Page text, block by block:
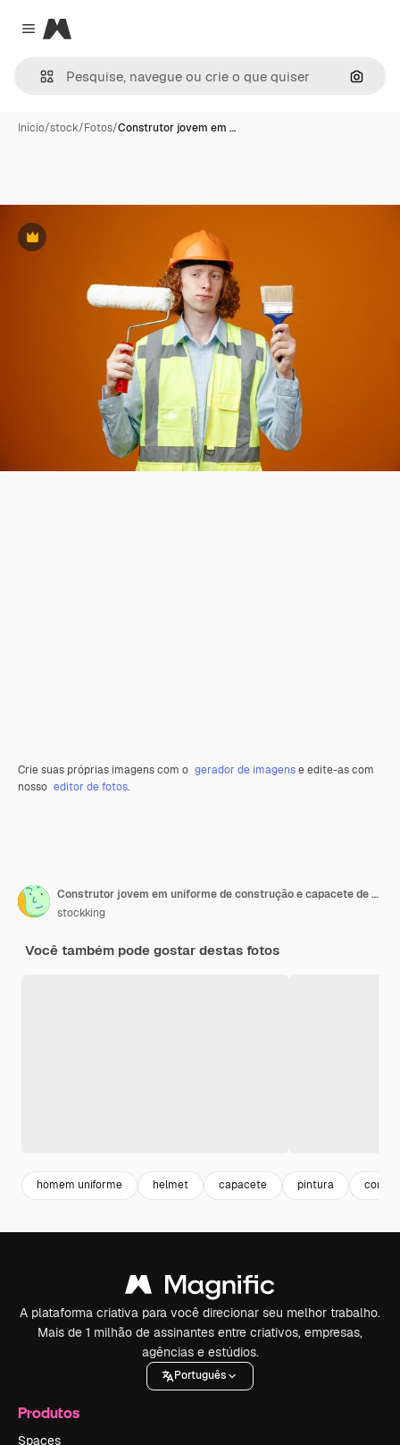
Close menu
Magnific
Início/stock/Fotos/Construtor jovem em …
Premium
Crie suas próprias imagens com o gerador de imagense edite-as com
nosso editor de fotos.
Construtor jovem em uniforme de construção e capacete de segurança segurando rolo de pintura e pincel parecendo confuso fazendo escolha em pé sobre fundo laranja
stockking
Você também pode gostar destas fotos
homem uniforme helmet capacete pintura
A plataforma criativa para você direcionar seu melhor trabalho.
Mais de 1 milhão de assinantes entre criativos, empresas,
agências e estúdios.
Português
Produtos
Spaces